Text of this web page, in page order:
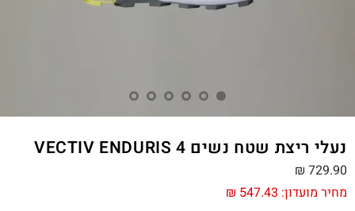
נעלי ריצת שטח נשים VECTIV ENDURIS 4
מחיר מועדון: ₪ 547.43
₪ 729.90